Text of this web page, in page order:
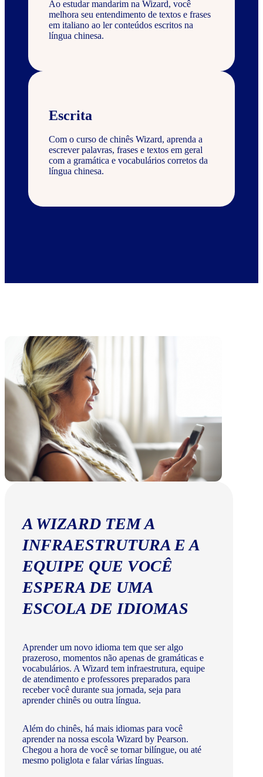
Ao estudar mandarim na Wizard, você
melhora seu entendimento de textos e frases
em italiano ao ler conteúdos escritos na
língua chinesa.
Escrita
Com o curso de chinês Wizard, aprenda a
escrever palavras, frases e textos em geral
com a gramática e vocabulários corretos da
língua chinesa.
A WIZARD TEM A
INFRAESTRUTURA E A
EQUIPE QUE VOCÊ
ESPERA DE UMA
ESCOLA DE IDIOMAS
Aprender um novo idioma tem que ser algo
prazeroso, momentos não apenas de gramáticas e
vocabulários. A Wizard tem infraestrutura, equipe
de atendimento e professores preparados para
receber você durante sua jornada, seja para
aprender chinês ou outra língua.
Além do chinês, há mais idiomas para você
aprender na nossa escola Wizard by Pearson.
Chegou a hora de você se tornar bilíngue, ou até
mesmo poliglota e falar várias línguas.